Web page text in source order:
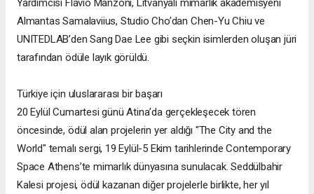
Yardımcısı Flavio Manzoni, Litvanyalı mimarlık akademisyeni
Almantas Samalaviius, Studio Cho’dan Chen-Yu Chiu ve
UNITEDLAB’den Sang Dae Lee gibi seçkin isimlerden oluşan jüri
tarafından ödüle layık görüldü.
Türkiye için uluslararası bir başarı
20 Eylül Cumartesi günü Atina’da gerçekleşecek tören
öncesinde, ödül alan projelerin yer aldığı "The City and the
World" temalı sergi, 19 Eylül-5 Ekim tarihlerinde Contemporary
Space Athens’te mimarlık dünyasına sunulacak. Seddülbahir
Kalesi projesi, ödül kazanan diğer projelerle birlikte, her yıl